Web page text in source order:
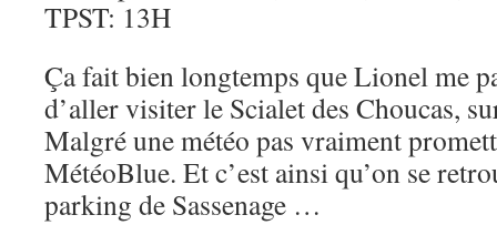
TPST: 13H
Ça fait bien longtemps que Lionel me
d’aller visiter le Scialet des Choucas,
Malgré une météo pas vraiment
MétéoBlue. Et c’est ainsi qu’on se
parking de Sassenage …